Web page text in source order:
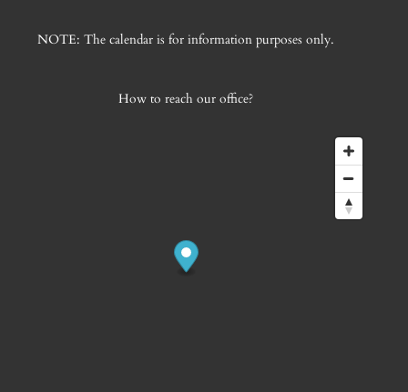
NOTE: The calendar is for information purposes only.
How to reach our office?